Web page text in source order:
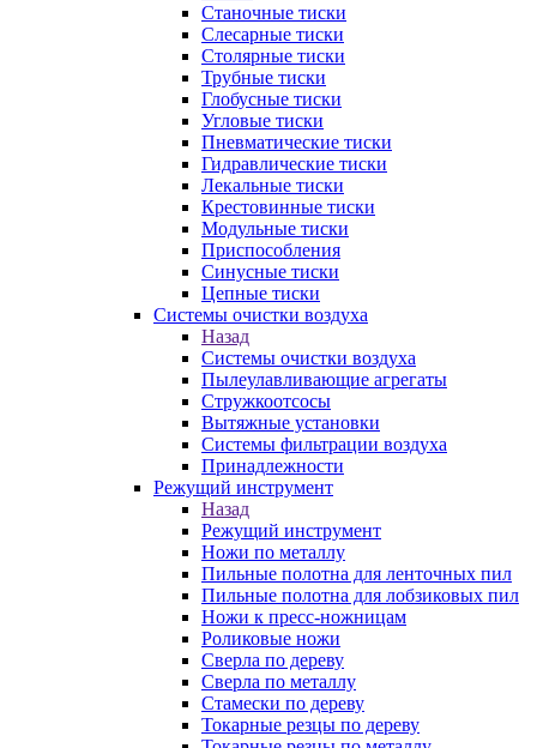
Станочные тиски
Слесарные тиски
Столярные тиски
Трубные тиски
Глобусные тиски
Угловые тиски
Пневматические тиски
Гидравлические тиски
Лекальные тиски
Крестовинные тиски
Модульные тиски
Приспособления
Синусные тиски
Цепные тиски
Системы очистки воздуха
Назад
Системы очистки воздуха
Пылеулавливающие агрегаты
Стружкоотсосы
Вытяжные установки
Системы фильтрации воздуха
Принадлежности
Режущий инструмент
Назад
Режущий инструмент
Ножи по металлу
Пильные полотна для ленточных пил
Пильные полотна для лобзиковых пил
Ножи к пресс-ножницам
Роликовые ножи
Сверла по дереву
Сверла по металлу
Стамески по дереву
Токарные резцы по дереву